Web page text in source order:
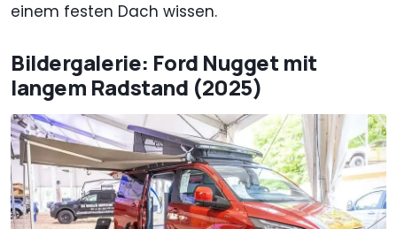
einem festen Dach wissen.
Bildergalerie: Ford Nugget mit
langem Radstand (2025)